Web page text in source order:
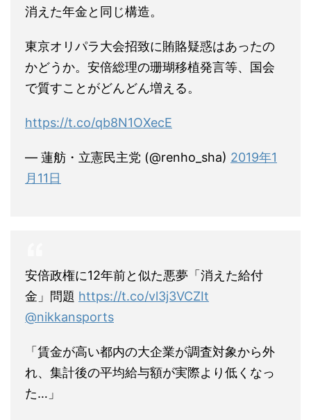
消えた年金と同じ構造。
東京オリパラ大会招致に賄賂疑惑はあったの
かどうか。安倍総理の珊瑚移植発言等、国会
で質すことがどんどん増える。
https://t.co/qb8N1OXecE
— 蓮舫・立憲民主党 (@renho_sha) 2019年1
月11日
安倍政権に12年前と似た悪夢「消えた給付
金」問題 https://t.co/vl3j3VCZIt
@nikkansports
「賃金が高い都内の大企業が調査対象から外
れ、集計後の平均給与額が実際より低くなっ
た…」